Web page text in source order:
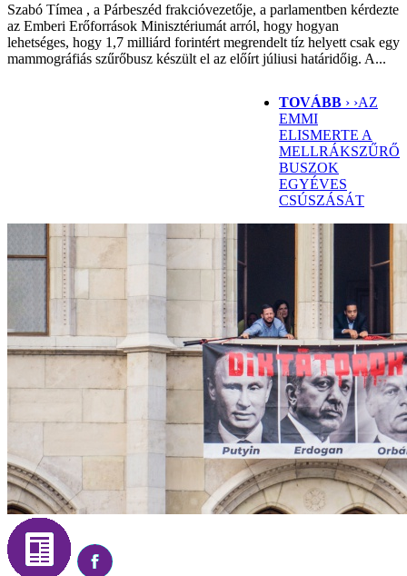
Szabó Tímea , a Párbeszéd frakcióvezetője, a parlamentben kérdezte
az Emberi Erőforrások Minisztériumát arról, hogy hogyan
lehetséges, hogy 1,7 milliárd forintért megrendelt tíz helyett csak egy
mammográfiás szűrőbusz készült el az előírt júliusi határidőig. A...
TOVÁBB › ›AZ
EMMI
ELISMERTE A
MELLRÁKSZŰRŐ
BUSZOK
EGYÉVES
CSÚSZÁSÁT